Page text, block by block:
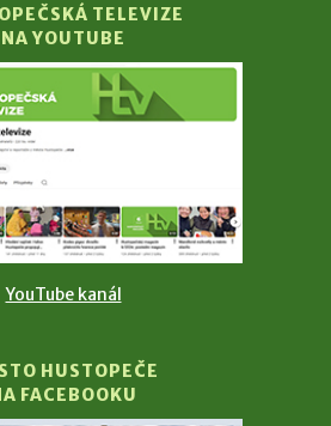
TELEVIZE
NA YOUTUBE
YouTube kanál
HUSTOPEČE
FACEBOOKU